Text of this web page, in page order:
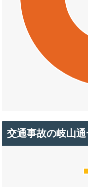
交通事故の岐山